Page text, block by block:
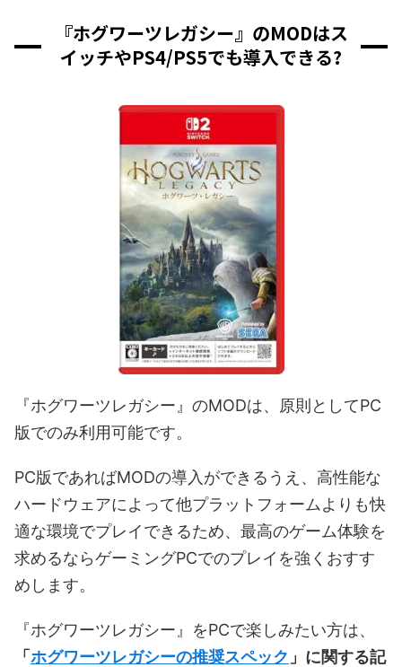
『ホグワーツレガシー』のMODはス
イッチやPS4/PS5でも導入できる?
『ホグワーツレガシー』のMODは、原則としてPC
版でのみ利用可能です。
PC版であればMODの導入ができるうえ、高性能な
ハードウェアによって他プラットフォームよりも快
適な環境でプレイできるため、最高のゲーム体験を
求めるならゲーミングPCでのプレイを強くおすす
めします。
『ホグワーツレガシー』をPCで楽しみたい方は、
「 ホグワーツレガシーの推奨スペック 」に関する記